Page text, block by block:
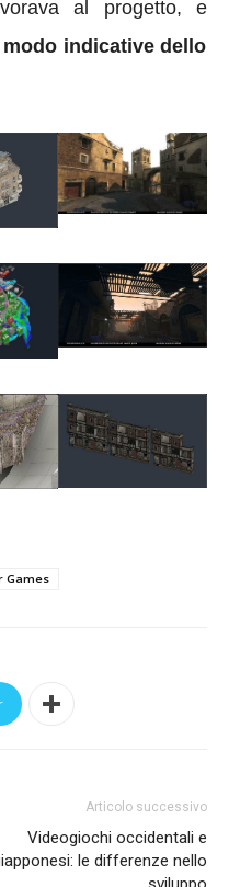
al progetto, e
indicative dello
Games
Articolo successivo
Videogiochi occidentali e
le differenze nello